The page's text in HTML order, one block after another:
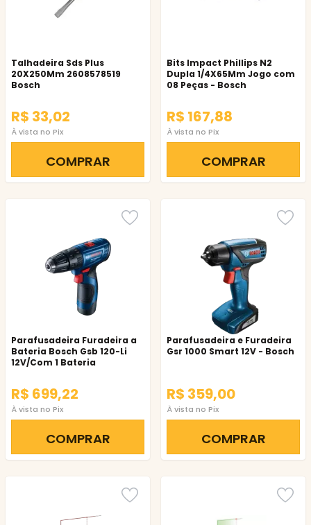
Talhadeira Sds Plus
20X250Mm 2608578519
Bosch
R$ 33,02
À vista no Pix
COMPRAR
Bits Impact Phillips N2
Dupla 1/4X65Mm Jogo com
08 Peças - Bosch
R$ 167,88
À vista no Pix
COMPRAR
Parafusadeira Furadeira a
Bateria Bosch Gsb 120-Li
12V/Com 1 Bateria
R$ 699,22
À vista no Pix
COMPRAR
Parafusadeira e Furadeira
Gsr 1000 Smart 12V - Bosch
R$ 359,00
À vista no Pix
COMPRAR